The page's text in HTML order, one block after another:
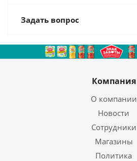
Задать вопрос
Компания
О компании
Новости
Сотрудники
Магазины
Политика